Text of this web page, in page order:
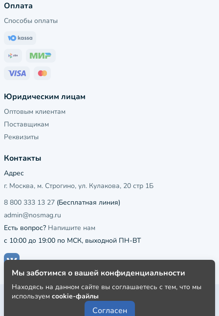
Оплата
Способы оплаты
Юридическим лицам
Оптовым клиентам
Поставщикам
Реквизиты
Контакты
Адрес
г. Москва, м. Строгино, ул. Кулакова, 20 стр 1Б
8 800 333 13 27 (Бесплатная линия)
admin@nosmag.ru
Есть вопрос? Напишите нам
с 10:00 до 19:00 по МСК, выходной ПН-ВТ
Публичная оферта
Пользовательское соглашение
Мы заботимся о вашей конфиденциальности
Находясь на данном сайте вы соглашаетесь с тем, что мы
используем cookie-файлы
Согласен